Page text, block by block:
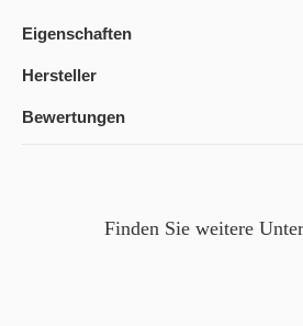
Eigenschaften
Hersteller
Bewertungen
Finden Sie weitere